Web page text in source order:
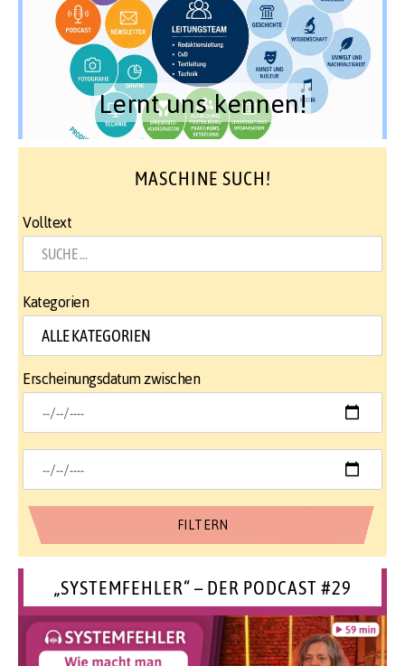
Lernt uns kennen!
MASCHINE SUCH!
Volltext
Kategorien
Erscheinungsdatum zwischen
„SYSTEMFEHLER“ – DER PODCAST #29